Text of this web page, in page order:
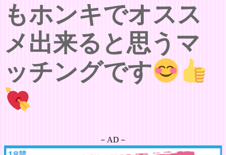
もホンキでオスス
メ出来ると思うマ
ッチングです
－AD－